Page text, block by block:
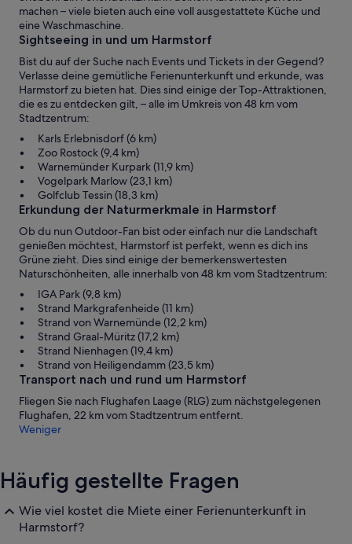
machen – viele bieten auch eine voll ausgestattete Küche und
eine Waschmaschine.
Sightseeing in und um Harmstorf
Bist du auf der Suche nach Events und Tickets in der Gegend?
Verlasse deine gemütliche Ferienunterkunft und erkunde, was
Harmstorf zu bieten hat. Dies sind einige der Top-Attraktionen,
die es zu entdecken gilt, – alle im Umkreis von 48 km vom
Stadtzentrum:
Karls Erlebnisdorf (6 km)
Zoo Rostock (9,4 km)
Warnemünder Kurpark (11,9 km)
Vogelpark Marlow (23,1 km)
Golfclub Tessin (18,3 km)
Erkundung der Naturmerkmale in Harmstorf
Ob du nun Outdoor-Fan bist oder einfach nur die Landschaft
genießen möchtest, Harmstorf ist perfekt, wenn es dich ins
Grüne zieht. Dies sind einige der bemerkenswertesten
Naturschönheiten, alle innerhalb von 48 km vom Stadtzentrum:
IGA Park (9,8 km)
Strand Markgrafenheide (11 km)
Strand von Warnemünde (12,2 km)
Strand Graal-Müritz (17,2 km)
Strand Nienhagen (19,4 km)
Strand von Heiligendamm (23,5 km)
Transport nach und rund um Harmstorf
Fliegen Sie nach Flughafen Laage (RLG) zum nächstgelegenen
Flughafen, 22 km vom Stadtzentrum entfernt.
Weniger
Häufig gestellte Fragen
Wie viel kostet die Miete einer Ferienunterkunft in
Harmstorf?